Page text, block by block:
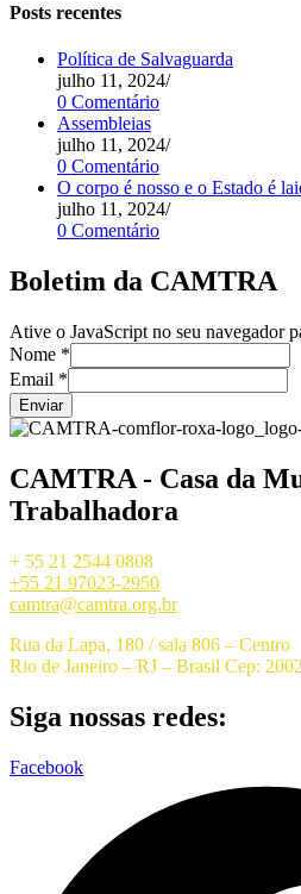
Posts recentes
Política de Salvaguarda
julho 11, 2024/
0 Comentário
Assembleias
julho 11, 2024/
0 Comentário
O corpo é nosso e o Estado é
julho 11, 2024/
0 Comentário
Boletim da CAMTRA
Ative o JavaScript no seu navegador
Nome *
Email *
Enviar
CAMTRA - Casa da
Trabalhadora
+ 55 21 2544 0808
+55 21 97023-2950
camtra@camtra.org.br
Rua da Lapa, 180 / sala 806 – Centro
Rio de Janeiro – RJ – Brasil Cep:
Siga nossas redes:
Facebook